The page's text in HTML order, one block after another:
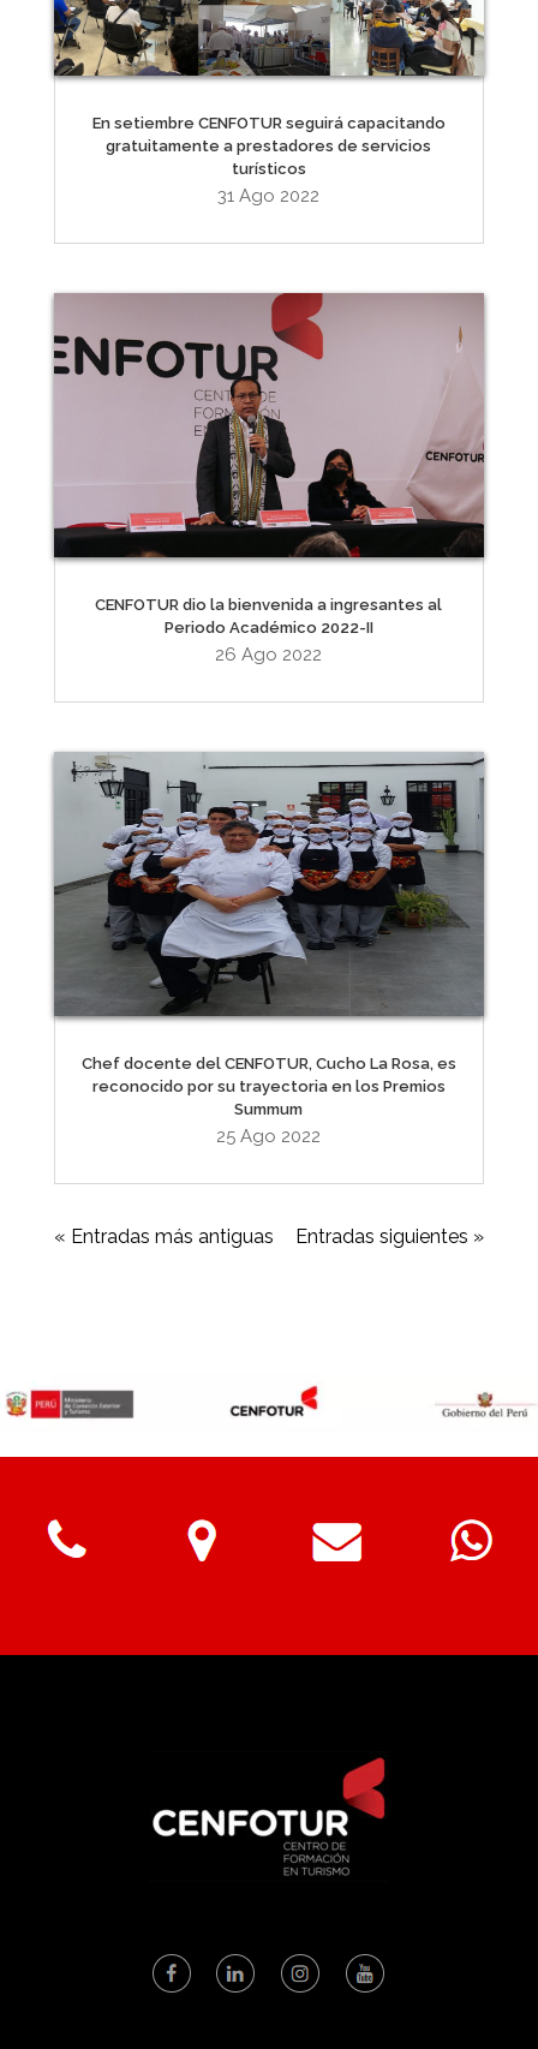
En setiembre CENFOTUR seguirá capacitando
gratuitamente a prestadores de servicios
turísticos
31 Ago 2022
CENFOTUR dio la bienvenida a ingresantes al
Periodo Académico 2022-II
26 Ago 2022
Chef docente del CENFOTUR, Cucho La Rosa, es
reconocido por su trayectoria en los Premios
Summum
25 Ago 2022
« Entradas más antiguas Entradas siguientes »